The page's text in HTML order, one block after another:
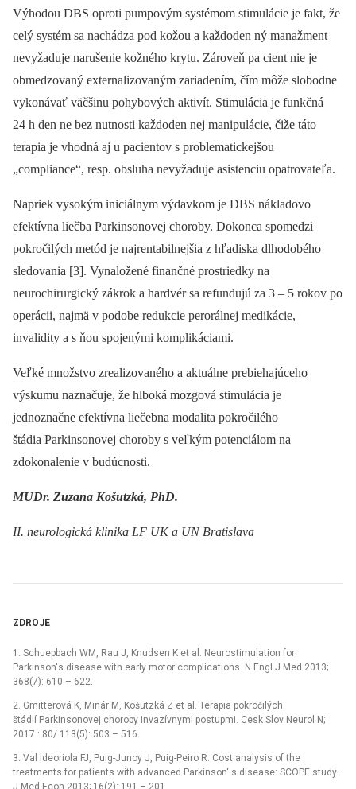
Výhodou DBS oproti pumpovým systémom stimulácie je fakt, že
celý systém sa nachádza pod kožou a každoden ný manažment
nevyžaduje narušenie kožného krytu. Zároveň pa cient nie je
obmedzovaný externalizovaným zariadením, čím môže slobodne
vykonávať väčšinu pohybových aktivít. Stimulácia je funkčná
24 h den ne bez nutnosti každoden nej manipulácie, čiže táto
terapia je vhodná aj u pacientov s problematickejšou
„compliance“, resp. obsluha nevyžaduje asistenciu opatrovateľa.
Napriek vysokým iniciálnym výdavkom je DBS nákladovo
efektívna liečba Parkinsonovej choroby. Dokonca spomedzi
pokročilých metód je najrentabilnejšia z hľadiska dlhodobého
sledovania [3]. Vynaložené finančné prostriedky na
neurochirurgický zákrok a hardvér sa refundujú za 3 –⁠ 5 rokov po
operácii, najmä v podobe redukcie perorálnej medikácie,
invalidity a s ňou spojenými komplikáciami.
Veľké množstvo zrealizovaného a aktuálne prebiehajúceho
výskumu naznačuje, že hlboká mozgová stimulácia je
jednoznačne efektívna liečebna modalita pokročilého
štádia Parkinsonovej choroby s veľkým potenciálom na
zdokonalenie v budúcnosti.
MUDr. Zuzana Košutzká, PhD.
II. neurologická klinika LF UK a UN Bratislava
ZDROJE
1. Schuepbach WM, Rau J, Knudsen K et al. Neurostimulation for
Parkinson‘s disease with early motor complications. N Engl J Med 2013;
368(7): 610 –⁠ 622.
2. Gmitterová K, Minár M, Košutzká Z et al. Terapia pokročilých
štádií Parkinsonovej choroby invazívnymi postupmi. Cesk Slov Neurol N;
2017 : 80/ 113(5): 503 –⁠ 516.
3. Val ldeoriola FJ, Puig-Junoy J, Puig-Peiro R. Cost analysis of the
treatments for patients with advanced Parkinson‘ s disease: SCOPE study.
J Med Econ 2013; 16(2): 191 –⁠ 201.